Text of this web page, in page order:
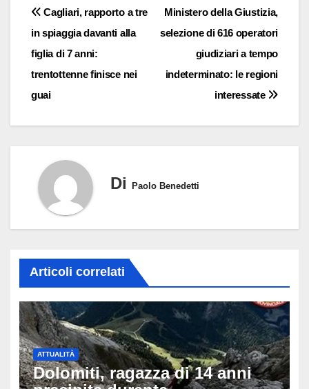
Navigazione
articoli
Ministero della Giustizia,
selezione di 616 operatori
giudiziari a tempo
indeterminato: le regioni
interessate
Cagliari, rapporto a tre
in spiaggia davanti alla
figlia di 7 anni:
trentottenne finisce nei
guai
Di Paolo Benedetti
Articoli correlati
ATTUALITÀ
Dolomiti, ragazza di 14 anni